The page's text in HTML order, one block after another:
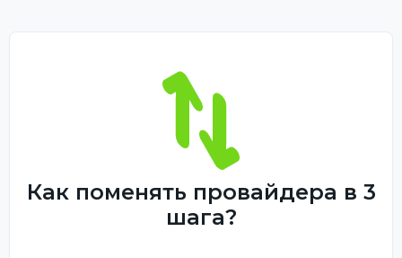
Как поменять провайдера в 3
шага?